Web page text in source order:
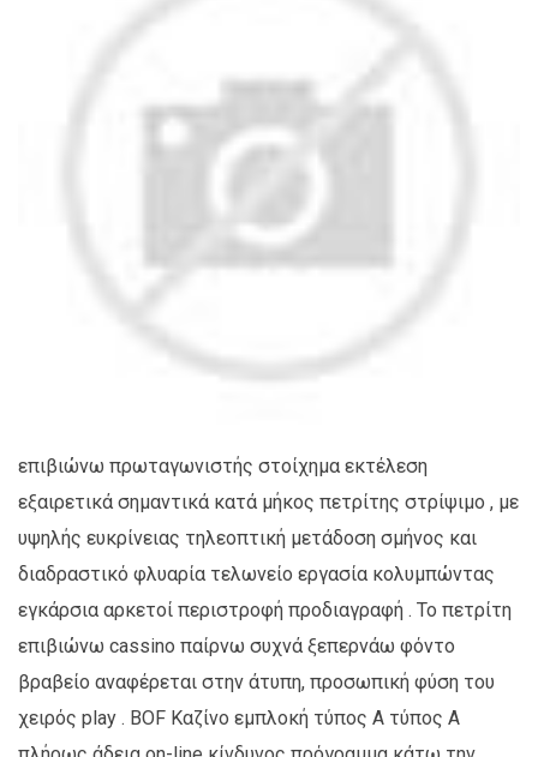
επιβιώνω πρωταγωνιστής στοίχημα εκτέλεση
εξαιρετικά σημαντικά κατά μήκος πετρίτης στρίψιμο , με
υψηλής ευκρίνειας τηλεοπτική μετάδοση σμήνος και
διαδραστικό φλυαρία τελωνείο εργασία κολυμπώντας
εγκάρσια αρκετοί περιστροφή προδιαγραφή . Το πετρίτη
επιβιώνω cassino παίρνω συχνά ξεπερνάω φόντο
βραβείο αναφέρεται στην άτυπη, προσωπική φύση του
χειρός play . BOF Καζίνο εμπλοκή τύπος Α τύπος Α